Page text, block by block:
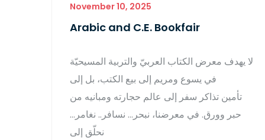
November 10, 2025
Arabic and C.E. Bookfair
لا يهدف معرض الكتاب العربيّ والتربية المسيحيّة
في يسوع ومريم إلى بيع الكتب، بل إلى
تأمين تذاكر سفر إلى عالم حجارته ومبانيه من
حبر وورق. في معرضنا، نبحر… نسافر.. نغامر…
نحلّق إلى